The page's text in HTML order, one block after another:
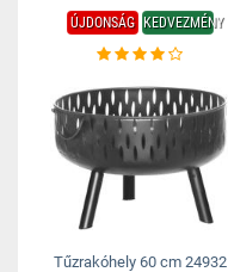
ÚJDONSÁG KEDVEZMÉNY
Tűzrakóhely 60 cm 24932